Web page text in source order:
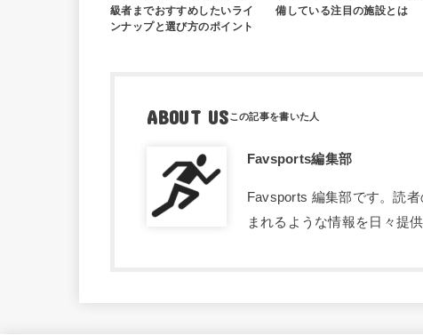
級者までおすすめしたいライ
ンナップと選び方のポイント
備している注目の施設とは
ABOUT US
Favsports編集部
Favsports 編集部です。読
まれるような情報を日々提